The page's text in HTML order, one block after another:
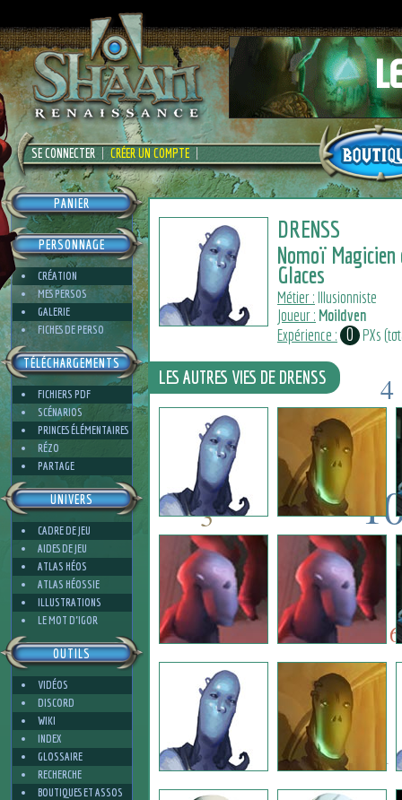
SE CONNECTER CRÉER UN COMPTE
PANIER
PERSONNAGE
CRÉATION
MES PERSOS
GALERIE
FICHES DE PERSO
TÉLÉCHARGEMENTS
FICHIERS PDF
SCÉNARIOS
PRINCES ÉLÉMENTAIRES
RÉZO
PARTAGE
UNIVERS
CADRE DE JEU
AIDES DE JEU
ATLAS HÉOS
ATLAS HÉOSSIE
ILLUSTRATIONS
LE MOT D'IGOR
OUTILS
VIDÉOS
DISCORD
WIKI
INDEX
GLOSSAIRE
RECHERCHE
BOUTIQUES ET ASSOS
DRENSS
Nomoï Magicien
Glaces
Métier : Illusionniste
Joueur : Moildven
Expérience : 0 PXs
6
10
7
7
1
4
3
3
4
LES AUTRES VIES DE DRENSS